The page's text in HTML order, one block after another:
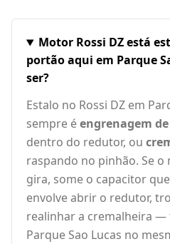
Motor Rossi DZ está
portão aqui em Parque
ser?
Estalo no Rossi DZ em
sempre éengrenagem
dentro do redutor, ou
raspando no pinhão. Se
gira, some o capacitor
envolve abrir o redutor,
realinhar a cremalheira —
Parque Sao Lucas no